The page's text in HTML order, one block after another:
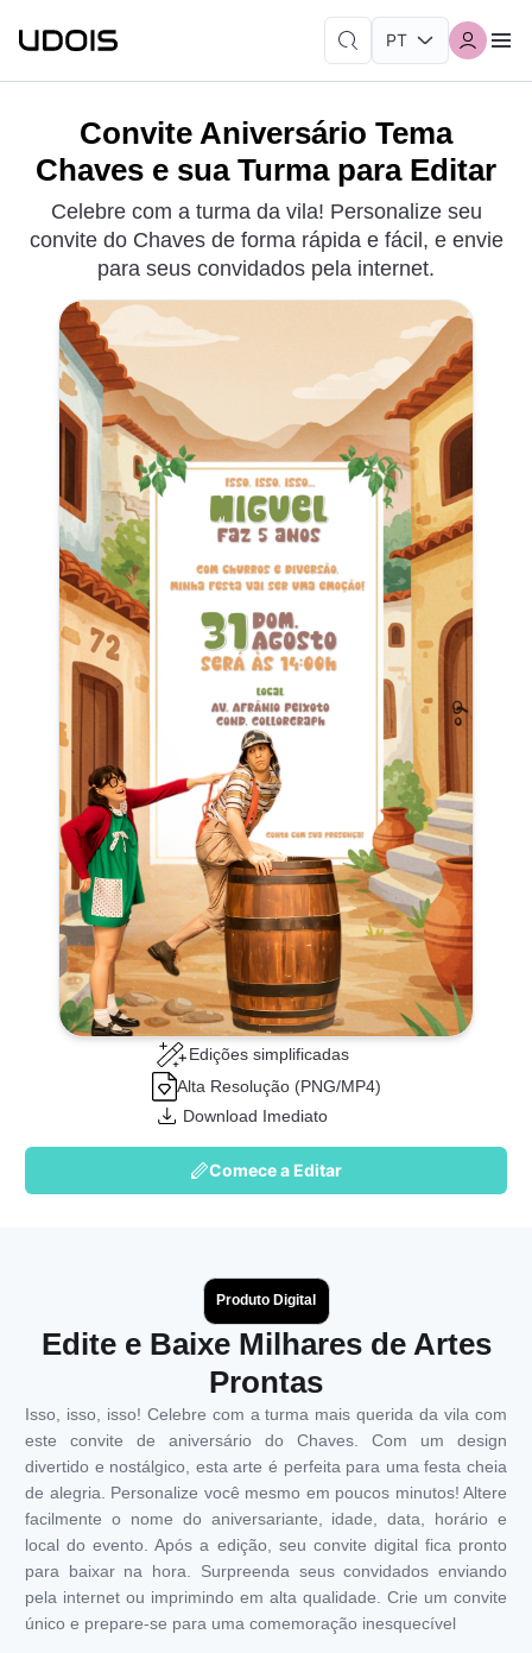
Convite Aniversário Tema
Chaves e sua Turma para Editar
Celebre com a turma da vila! Personalize seu
convite do Chaves de forma rápida e fácil, e envie
para seus convidados pela internet.
Edições simplificadas
Alta Resolução (PNG/MP4)
Download Imediato
Comece a Editar
Produto Digital
Edite e Baixe Milhares de Artes
Prontas
Isso, isso, isso! Celebre com a turma mais querida da vila com
este convite de aniversário do Chaves. Com um design
divertido e nostálgico, esta arte é perfeita para uma festa cheia
de alegria. Personalize você mesmo em poucos minutos! Altere
facilmente o nome do aniversariante, idade, data, horário e
local do evento. Após a edição, seu convite digital fica pronto
para baixar na hora. Surpreenda seus convidados enviando
pela internet ou imprimindo em alta qualidade. Crie um convite
único e prepare-se para uma comemoração inesquecível